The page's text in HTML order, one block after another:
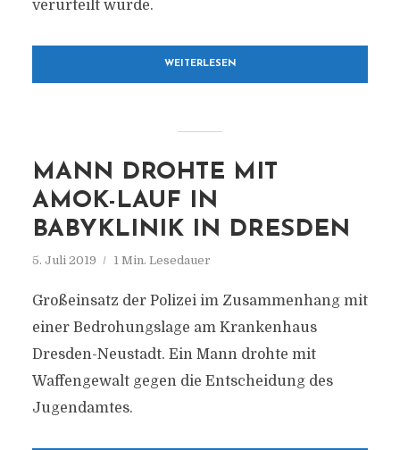
verurteilt wurde.
WEITERLESEN
MANN DROHTE MIT
AMOK-LAUF IN
BABYKLINIK IN DRESDEN
5. Juli 2019 1 Min. Lesedauer
Großeinsatz der Polizei im Zusammenhang mit
einer Bedrohungslage am Krankenhaus
Dresden-Neustadt. Ein Mann drohte mit
Waffengewalt gegen die Entscheidung des
Jugendamtes.